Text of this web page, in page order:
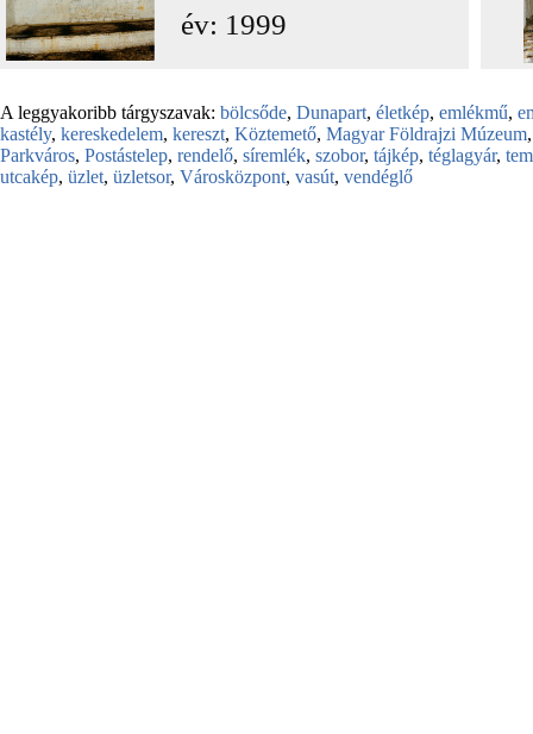
év: 1999
A leggyakoribb tárgyszavak: bölcsőde, Dunapart, életkép, emlékmű,
kastély, kereskedelem, kereszt, Köztemető, Magyar Földrajzi Múzeum
Parkváros, Postástelep, rendelő, síremlék, szobor, tájkép, téglagyár,
utcakép, üzlet, üzletsor, Városközpont, vasút, vendéglő